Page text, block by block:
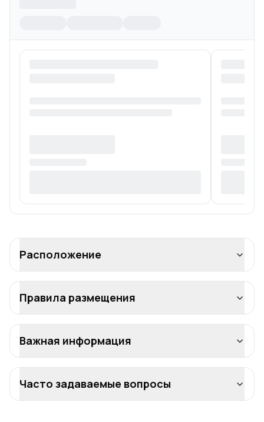
Расположение
Правила размещения
Важная информация
Часто задаваемые вопросы